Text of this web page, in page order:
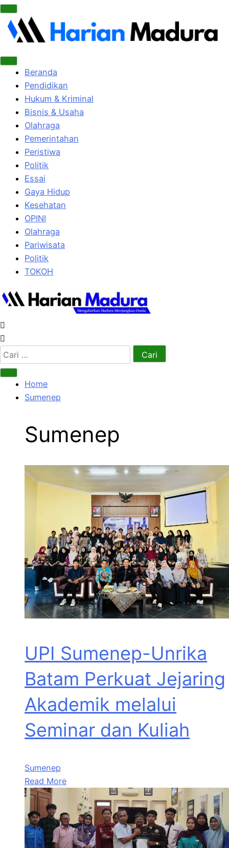
Beranda
Pendidikan
Hukum & Kriminal
Bisnis & Usaha
Olahraga
Pemerintahan
Peristiwa
Politik
Essai
Gaya Hidup
Kesehatan
OPINI
Olahraga
Pariwisata
Politik
TOKOH
Cari
untuk:
Home
Sumenep
Sumenep
UPI Sumenep-Unrika
Batam Perkuat Jejaring
Akademik melalui
Seminar dan Kuliah
Sumenep
Read More